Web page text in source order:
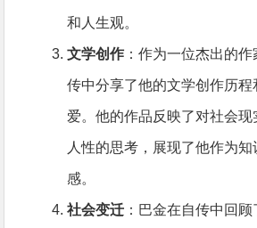
和人生观。
文学创作 ：作为一位杰出的
传中分享了他的文学创作历程
爱。他的作品反映了对社会
人性的思考，展现了他作为
感。
社会变迁 ：巴金在自传中回